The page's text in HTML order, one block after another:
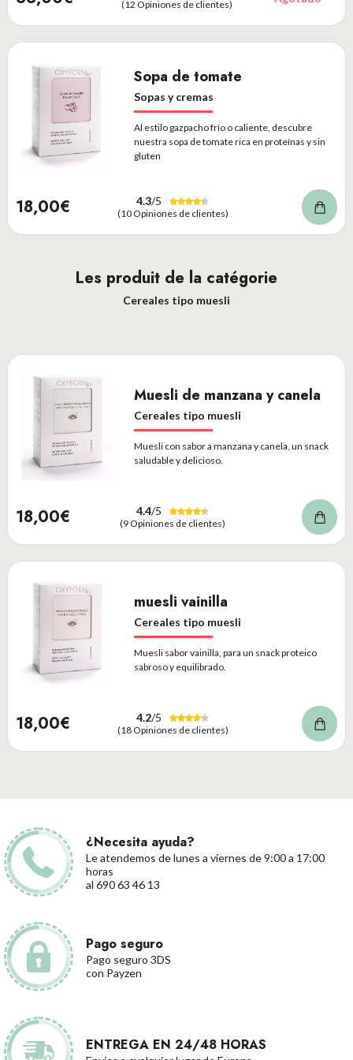
(12 Opiniones de clientes)
Sopa de tomate
Sopas y cremas
Al estilo gazpacho frío o caliente, descubre
nuestra sopa de tomate rica en proteínas y sin
gluten
18,00€ 4.3/5
(10 Opiniones de clientes)
Les produit de la catégorie
Cereales tipo muesli
Muesli de manzana y canela
Cereales tipo muesli
Muesli con sabor a manzana y canela, un snack
saludable y delicioso.
18,00€ 4.4/5
(9 Opiniones de clientes)
muesli vainilla
Cereales tipo muesli
Muesli sabor vainilla, para un snack proteico
sabroso y equilibrado.
18,00€ 4.2/5
(18 Opiniones de clientes)
¿Necesita ayuda?
Le atendemos de lunes a viernes de 9:00 a 17:00
horas
al 690 63 46 13
Pago seguro
Pago seguro 3DS
con Payzen
ENTREGA EN 24/48 HORAS